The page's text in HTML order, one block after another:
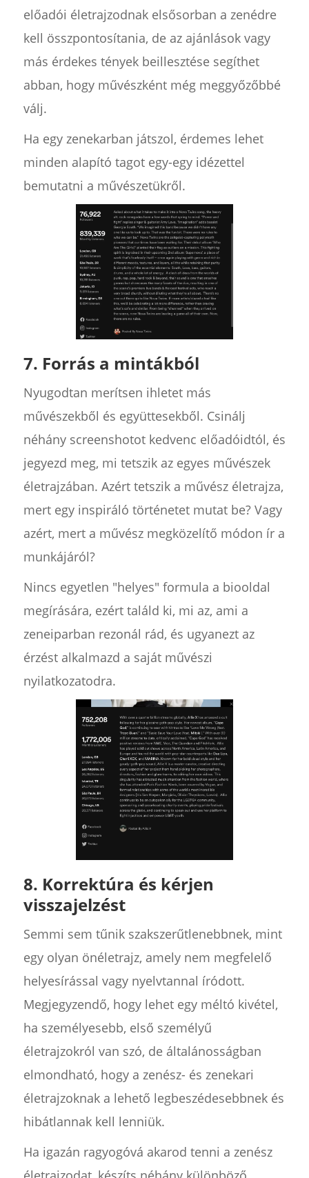
előadói életrajzodnak elsősorban a zenédre
kell összpontosítania, de az ajánlások vagy
más érdekes tények beillesztése segíthet
abban, hogy művészként még meggyőzőbbé
válj.
Ha egy zenekarban játszol, érdemes lehet
minden alapító tagot egy-egy idézettel
bemutatni a művészetükről.
7. Forrás a mintákból
Nyugodtan merítsen ihletet más
művészekből és együttesekből. Csinálj
néhány screenshotot kedvenc előadóidtól, és
jegyezd meg, mi tetszik az egyes művészek
életrajzában. Azért tetszik a művész életrajza,
mert egy inspiráló történetet mutat be? Vagy
azért, mert a művész megközelítő módon ír a
munkájáról?
Nincs egyetlen "helyes" formula a biooldal
megírására, ezért találd ki, mi az, ami a
zeneiparban rezonál rád, és ugyanezt az
érzést alkalmazd a saját művészi
nyilatkozatodra.
8. Korrektúra és kérjen
visszajelzést
Semmi sem tűnik szakszerűtlenebbnek, mint
egy olyan önéletrajz, amely nem megfelelő
helyesírással vagy nyelvtannal íródott.
Megjegyzendő, hogy lehet egy méltó kivétel,
ha személyesebb, első személyű
életrajzokról van szó, de általánosságban
elmondható, hogy a zenész- és zenekari
életrajzoknak a lehető legbeszédesebbnek és
hibátlannak kell lenniük.
Ha igazán ragyogóvá akarod tenni a zenész